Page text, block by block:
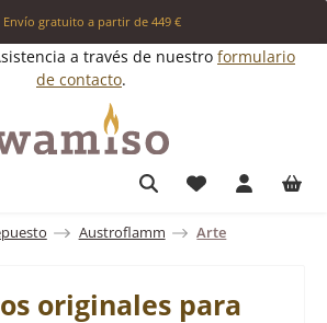
Envío gratuito a partir de 449 €
a través de nuestro formulario
de contacto.
Tienes 0
Austroflamm Arte
originales para